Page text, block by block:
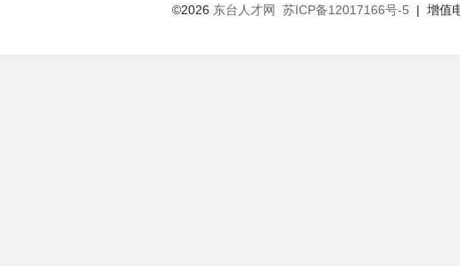
©2026 东台人才网 苏ICP备12017166号-5 | 增值